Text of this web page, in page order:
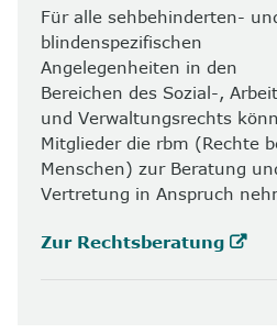
Für alle sehbehinderten-
blindenspezifischen
Angelegenheiten in den
Bereichen des Sozial-,
und Verwaltungsrechts
Mitglieder die rbm (Rechte
Menschen) zur Beratung
Vertretung in Anspruch
Zur Rechtsberatung